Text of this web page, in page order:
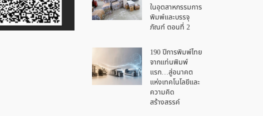
ในอุตสาหกรรมการ
พิมพ์และบรรจุ
ภัณฑ์ ตอนที่ 2
190 ปีการพิมพ์ไทย
จากแท่นพิมพ์
แรก…สู่อนาคต
แห่งเทคโนโลยีและ
ความคิด
สร้างสรรค์